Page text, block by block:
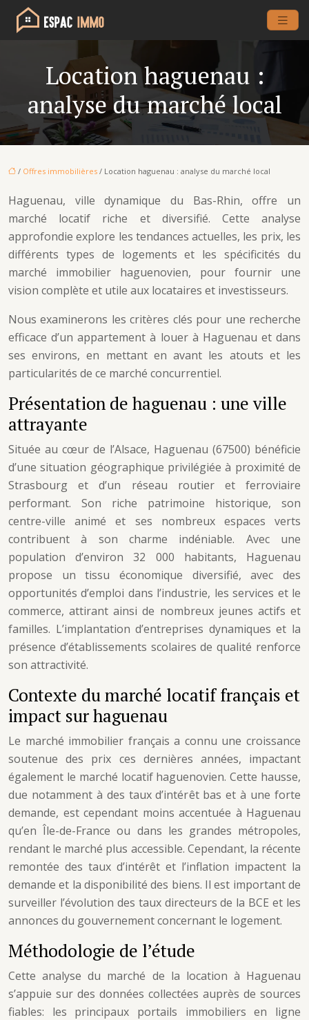
Location haguenau :
analyse du marché local
/ Offres immobilières / Location haguenau : analyse du marché local
Haguenau, ville dynamique du Bas-Rhin, offre un
marché locatif riche et diversifié. Cette analyse
approfondie explore les tendances actuelles, les prix, les
différents types de logements et les spécificités du
marché immobilier haguenovien, pour fournir une
vision complète et utile aux locataires et investisseurs.
Nous examinerons les critères clés pour une recherche
efficace d’un appartement à louer à Haguenau et dans
ses environs, en mettant en avant les atouts et les
particularités de ce marché concurrentiel.
Présentation de haguenau : une ville
attrayante
Située au cœur de l’Alsace, Haguenau (67500) bénéficie
d’une situation géographique privilégiée à proximité de
Strasbourg et d’un réseau routier et ferroviaire
performant. Son riche patrimoine historique, son
centre-ville animé et ses nombreux espaces verts
contribuent à son charme indéniable. Avec une
population d’environ 32 000 habitants, Haguenau
propose un tissu économique diversifié, avec des
opportunités d’emploi dans l’industrie, les services et le
commerce, attirant ainsi de nombreux jeunes actifs et
familles. L’implantation d’entreprises dynamiques et la
présence d’établissements scolaires de qualité renforce
son attractivité.
Contexte du marché locatif français et
impact sur haguenau
Le marché immobilier français a connu une croissance
soutenue des prix ces dernières années, impactant
également le marché locatif haguenovien. Cette hausse,
due notamment à des taux d’intérêt bas et à une forte
demande, est cependant moins accentuée à Haguenau
qu’en Île-de-France ou dans les grandes métropoles,
rendant le marché plus accessible. Cependant, la récente
remontée des taux d’intérêt et l’inflation impactent la
demande et la disponibilité des biens. Il est important de
surveiller l’évolution des taux directeurs de la BCE et les
annonces du gouvernement concernant le logement.
Méthodologie de l’étude
Cette analyse du marché de la location à Haguenau
s’appuie sur des données collectées auprès de sources
fiables: les principaux portails immobiliers en ligne